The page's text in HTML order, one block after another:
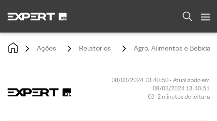
Ações Relatórios Agro, Alimentos e
08/03/2024 13:40:50 • Atualizado em
08/03/2024 13:40:51
2 minutos de leitura